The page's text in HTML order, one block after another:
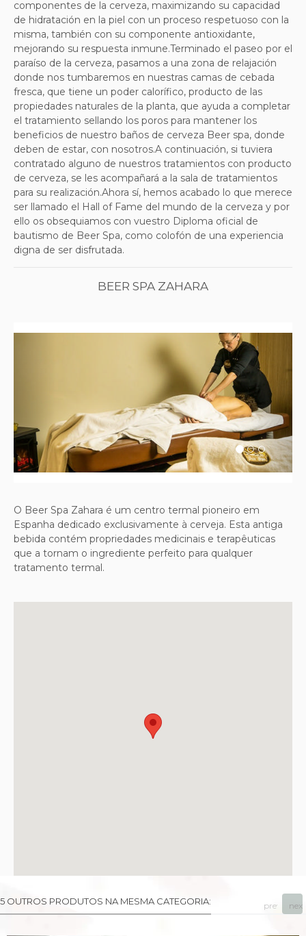
componentes de la cerveza, maximizando su capacidad
de hidratación en la piel con un proceso respetuoso con la
misma, también con su componente antioxidante,
mejorando su respuesta inmune.Terminado el paseo por el
paraíso de la cerveza, pasamos a una zona de relajación
donde nos tumbaremos en nuestras camas de cebada
fresca, que tiene un poder calorífico, producto de las
propiedades naturales de la planta, que ayuda a completar
el tratamiento sellando los poros para mantener los
beneficios de nuestro baños de cerveza Beer spa, donde
deben de estar, con nosotros.A continuación, si tuviera
contratado alguno de nuestros tratamientos con producto
de cerveza, se les acompañará a la sala de tratamientos
para su realización.Ahora sí, hemos acabado lo que merece
ser llamado el Hall of Fame del mundo de la cerveza y por
ello os obsequiamos con vuestro Diploma oficial de
bautismo de Beer Spa, como colofón de una experiencia
digna de ser disfrutada.
BEER SPA ZAHARA
Previous Next
O Beer Spa Zahara é um centro termal pioneiro em
Espanha dedicado exclusivamente à cerveja. Esta antiga
bebida contém propriedades medicinais e terapêuticas
que a tornam o ingrediente perfeito para qualquer
tratamento termal.
5 OUTROS PRODUTOS NA MESMA CATEGORIA: prev next